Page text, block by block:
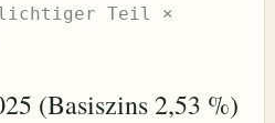
Teil ×
(Basiszins 2,53 %)